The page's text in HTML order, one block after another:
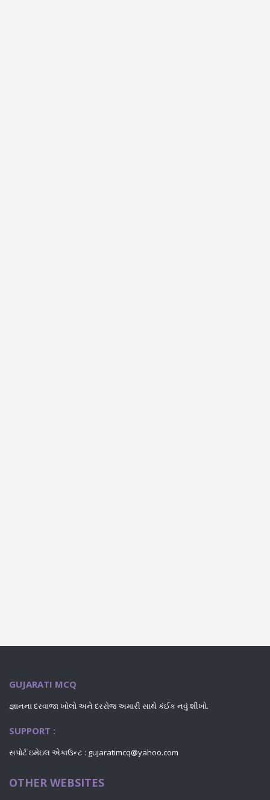
GUJARATI MCQ
જ્ઞાનના દરવાજા ખોલો અને દરરોજ અમારી સાથે કંઈક નવું શીખો.
SUPPORT :
સપોર્ટ ઇમેઇલ એકાઉન્ટ : gujaratimcq@yahoo.com
OTHER WEBSITES